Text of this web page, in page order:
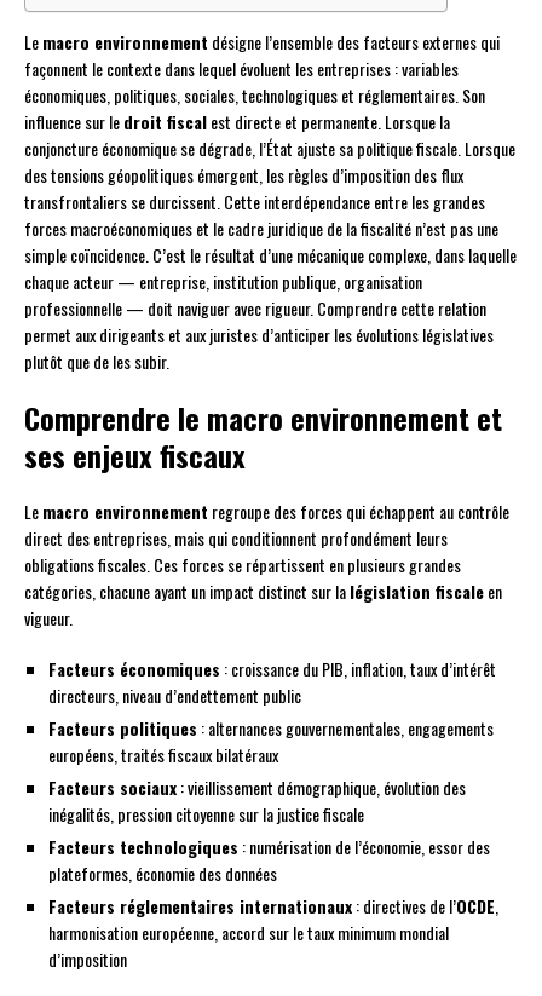
Lemacro environnement désigne l’ensemble des facteurs externes qui
façonnent le contexte dans lequel évoluent les entreprises : variables
économiques, politiques, sociales, technologiques et réglementaires. Son
influence sur ledroit fiscalest directe et permanente. Lorsque la
conjoncture économique se dégrade, l’État ajuste sa politique fiscale. Lorsque
des tensions géopolitiques émergent, les règles d’imposition des flux
transfrontaliers se durcissent. Cette interdépendance entre les grandes
forces macroéconomiques et le cadre juridique de la fiscalité n’est pas une
simple coïncidence. C’est le résultat d’une mécanique complexe, dans laquelle
chaque acteur — entreprise, institution publique, organisation
professionnelle — doit naviguer avec rigueur. Comprendre cette relation
permet aux dirigeants et aux juristes d’anticiper les évolutions législatives
plutôt que de les subir.
Comprendre le macro environnement et
ses enjeux fiscaux
Lemacro environnement regroupe des forces qui échappent au contrôle
direct des entreprises, mais qui conditionnent profondément leurs
obligations fiscales. Ces forces se répartissent en plusieurs grandes
catégories, chacune ayant un impact distinct sur lalégislation fiscaleen
vigueur.
Facteurs économiques : croissance du PIB, inflation, taux d’intérêt
directeurs, niveau d’endettement public
Facteurs politiques : alternances gouvernementales, engagements
européens, traités fiscaux bilatéraux
Facteurs sociaux: vieillissement démographique, évolution des
inégalités, pression citoyenne sur la justice fiscale
Facteurs technologiques : numérisation de l’économie, essor des
plateformes, économie des données
Facteurs réglementaires internationaux: directives de l’OCDE
harmonisation européenne, accord sur le taux minimum mondial
d’imposition